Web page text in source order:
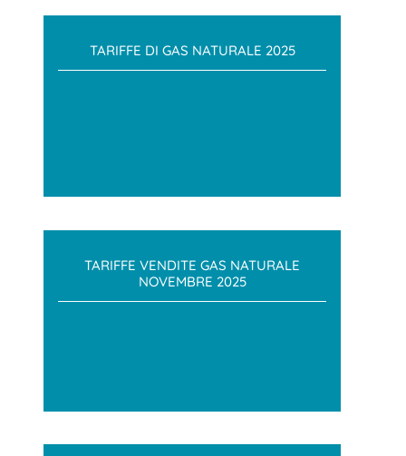
TARIFFE DI GAS NATURALE 2025
TARIFFE VENDITE GAS NATURALE
NOVEMBRE 2025